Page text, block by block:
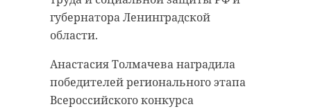
губернатора Ленинградской
области.
Анастасия Толмачева наградила
победителей регионального этапа
Всероссийского конкурса